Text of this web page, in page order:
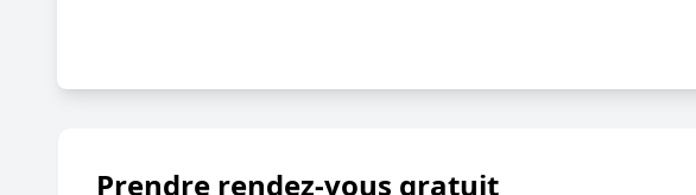
Prendre rendez-vous gratuit